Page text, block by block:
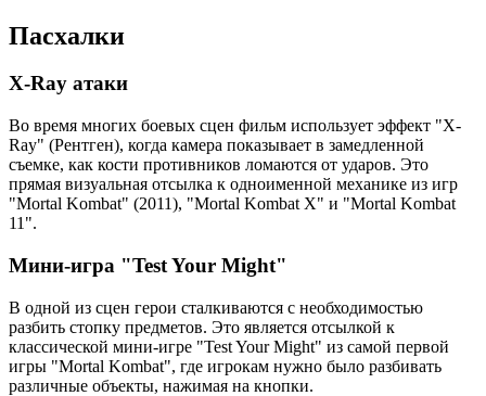
Пасхалки
X-Ray атаки
Во время многих боевых сцен фильм использует эффект "X-
Ray" (Рентген), когда камера показывает в замедленной
съемке, как кости противников ломаются от ударов. Это
прямая визуальная отсылка к одноименной механике из игр
"Mortal Kombat" (2011), "Mortal Kombat X" и "Mortal Kombat
11".
Мини-игра "Test Your Might"
В одной из сцен герои сталкиваются с необходимостью
разбить стопку предметов. Это является отсылкой к
классической мини-игре "Test Your Might" из самой первой
игры "Mortal Kombat", где игрокам нужно было разбивать
различные объекты, нажимая на кнопки.